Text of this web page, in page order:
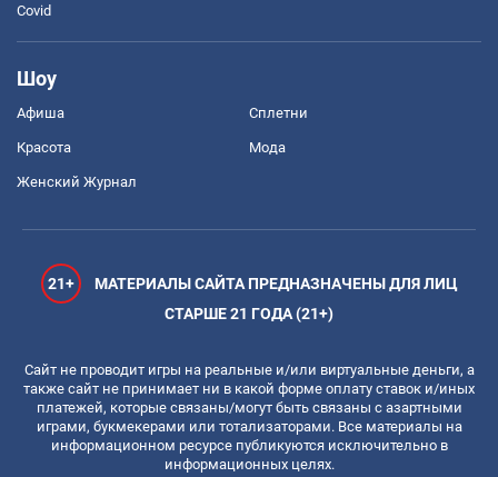
Covid
Шоу
Афиша Сплетни
Красота Мода
Женский Журнал
21+
МАТЕРИАЛЫ САЙТА ПРЕДНАЗНАЧЕНЫ ДЛЯ ЛИЦ
СТАРШЕ 21 ГОДА (21+)
Сайт не проводит игры на реальные и/или виртуальные деньги, а
также сайт не принимает ни в какой форме оплату ставок и/иных
платежей, которые связаны/могут быть связаны с азартными
играми, букмекерами или тотализаторами. Все материалы на
информационном ресурсе публикуются исключительно в
информационных целях.